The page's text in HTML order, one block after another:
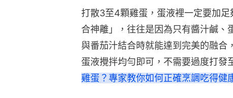
打散3至4顆雞蛋，蛋液裡一定要加
合神離」，往往是因為只有醬汁鹹、
與番茄汁結合時就能達到完美的融
蛋液攪拌均勻即可，不需要過度打發
雞蛋？專家教你如何正確烹調吃得健